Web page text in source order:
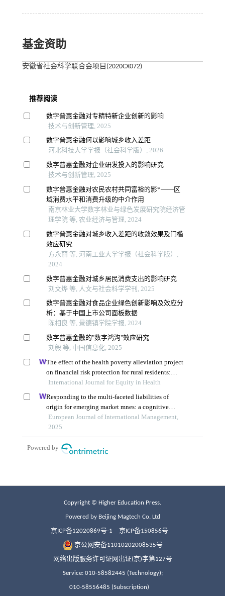
基金资助
安徽省社会科学联合会项目(2020CX072)
Copyright © Higher Education Press.
Powered by Beijing Magtech Co. Ltd
京ICP备12020869号-1 京ICP备150856号
京公网安备11010202008535号
网络出版服务许可证网出证(京)字第127号
Service: 010-58582445 (Technology);
010-58556485 (Subscription)